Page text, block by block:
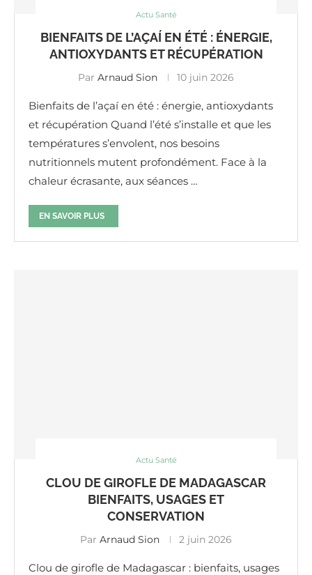
Actu Santé
BIENFAITS DE L’AÇAÍ EN ÉTÉ : ÉNERGIE,
ANTIOXYDANTS ET RÉCUPÉRATION
Par Arnaud Sion 10 juin 2026
Bienfaits de l’açaí en été : énergie, antioxydants
et récupération Quand l’été s’installe et que les
températures s’envolent, nos besoins
nutritionnels mutent profondément. Face à la
chaleur écrasante, aux séances …
EN SAVOIR PLUS
Actu Santé
CLOU DE GIROFLE DE MADAGASCAR
BIENFAITS, USAGES ET
CONSERVATION
Par Arnaud Sion 2 juin 2026
Clou de girofle de Madagascar : bienfaits, usages